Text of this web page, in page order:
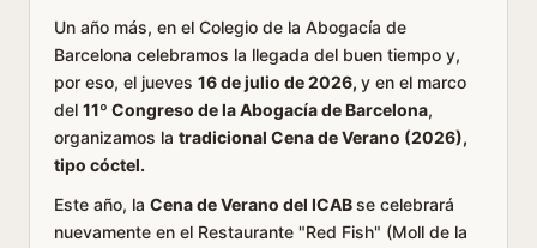
Un año más, en el Colegio de la Abogacía de
Barcelona celebramos la llegada del buen tiempo y,
por eso, el jueves 16 de julio de 2026, y en el marco
del 11º Congreso de la Abogacía de Barcelona,
organizamos la tradicional Cena de Verano (2026),
tipo cóctel.
Este año, la Cena de Verano del ICABse celebrará
nuevamente en el Restaurante "Red Fish" (Moll de la